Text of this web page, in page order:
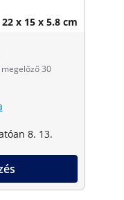
22 x 15 x 5.8 cm
30
8. 13.